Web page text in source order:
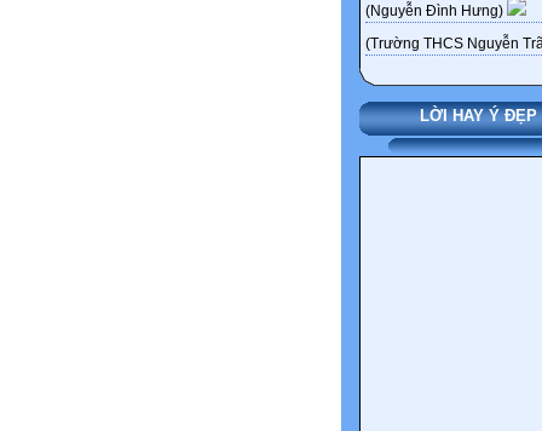
(Nguyễn Đình Hưng)
(Trường THCS Nguyễn
LỜI HAY Ý ĐẸP